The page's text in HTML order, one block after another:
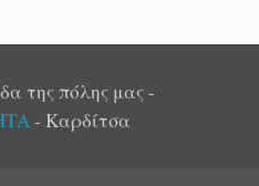
της πόλης μας -
- Καρδίτσα